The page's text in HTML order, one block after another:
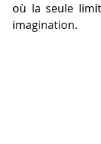
où la seule
imagination.